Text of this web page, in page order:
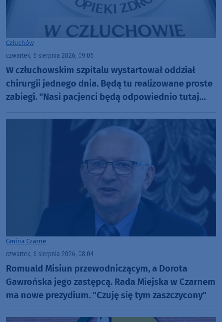
Człuchów
czwartek, 6 sierpnia 2026, 09:05
W człuchowskim szpitalu wystartował oddział
chirurgii jednego dnia. Będą tu realizowane proste
zabiegi. "Nasi pacjenci będą odpowiednio tutaj
Gmina Czarne
czwartek, 6 sierpnia 2026, 08:04
Romuald Misiun przewodniczącym, a Dorota
Gawrońska jego zastępcą. Rada Miejska w Czarnem
ma nowe prezydium. "Czuję się tym zaszczycony"